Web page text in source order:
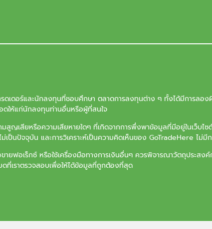
รดเดอร์และนักลงทุนที่ชอบศึกษา ตลาดการลงทุนต่าง ๆ ทั้งได้มีการล
ดให้แก่นักลงทุนท่านอื่นหรือผู้ที่สนใจ
ญเสียหรือความเสียหายใดๆ ที่เกิดจากการพึ่งพาข้อมูลที่มีอยู่ในเว็บ
ป็นปัจจุบัน และการวิเคราะห์เป็นความคิดเห็นของ GoTradeHere ไม่มี
ยฟอเร็กซ์ หรือใช้เครื่องมือทางการเงินอื่นๆ ควรพิจารณาวัตถุประสง
ที่เราตรวจสอบเพื่อให้ได้ข้อมูลที่ถูกต้องที่สุด